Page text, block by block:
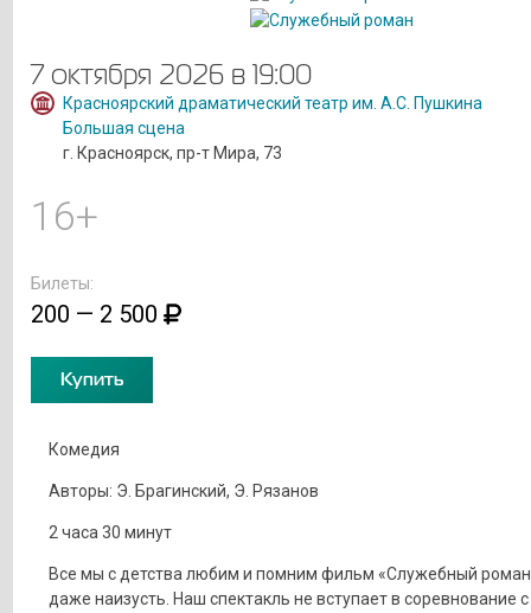
7 октября 2026 в 19:00
Красноярский драматический театр им. А.С. Пушкина
Большая сцена
г. Красноярск, пр-т Мира, 73
16+
Билеты:
200 — 2 500
Купить
Комедия
Авторы: Э. Брагинский, Э. Рязанов
2 часа 30 минут
Все мы с детства любим и помним фильм «Служебный
даже наизусть. Наш спектакль не вступает в соревнование